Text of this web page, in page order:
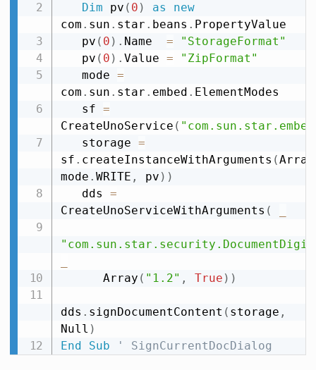
Dim pv ( 0 ) as
new
com . sun . star . beans . PropertyValue
   pv
( 0 ) . Name =
"StorageFormat"
   pv
( 0 ) . Value =
"ZipFormat"
   mode
=
com . sun . star . embed . ElementModes
   sf
=
CreateUnoService (
   storage
=
sf . createInstanceWithArguments (Array
mode . WRITE , pv ) )
   dds
=
CreateUnoServiceWithArguments (
      Array
( "1.2" , True ) )
dds . signDocumentContent ( storage ,
Null )
End
Sub ' SignCurrentDocDialog